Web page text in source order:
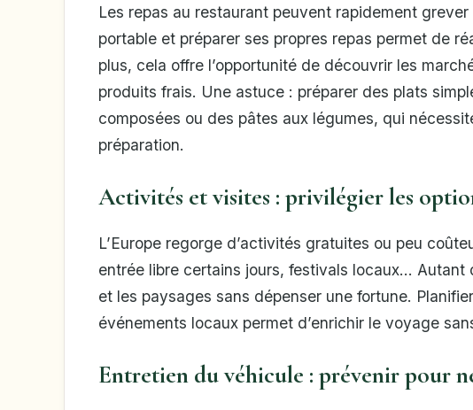
Les repas au restaurant peuvent rapidement
portable et préparer ses propres repas permet de
plus, cela offre l’opportunité de découvrir les
produits frais. Une astuce : préparer des plats
composées ou des pâtes aux légumes, qui
préparation.
Activités et visites : privilégier les
L’Europe regorge d’activités gratuites ou peu
entrée libre certains jours, festivals locaux… Autant
et les paysages sans dépenser une fortune.
événements locaux permet d’enrichir le voyage
Entretien du véhicule : prévenir pour